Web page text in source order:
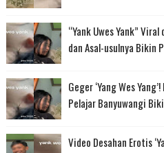
“Yank Uwes Yank”
dan Asal-usulnya Bikin
Geger ‘Yang Wes
Pelajar Banyuwangi
Video Desahan Erotis